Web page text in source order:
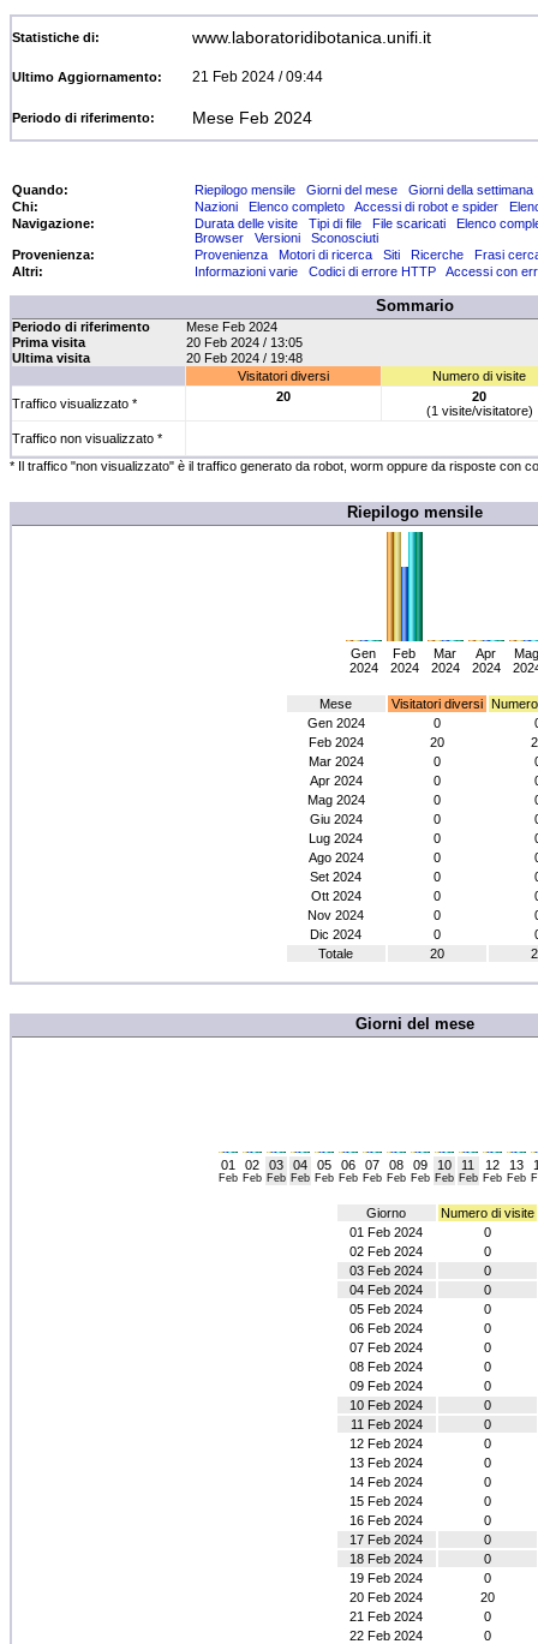
Statistiche di: www.laboratoridibotanica.unifi.it
Ultimo Aggiornamento: 21 Feb 2024 / 09:44
Periodo di riferimento: Mese Feb 2024
Quando: Riepilogo mensile Giorni del mese
Giorni della settimana
Chi:
Nazioni Elenco completo Accessi di robot e spider
Navigazione:
Durata delle visite Tipi di file File scaricati
Elenco
Browser
Versioni
Sconosciuti
Provenienza:
Provenienza Motori di ricerca Siti Ricerche
Frasi
Altri:
Informazioni varie Codici di errore HTTP Accessi con
Sommario
Periodo di riferimento
Mese Feb 2024
Prima visita
20 Feb 2024 / 13:05
Ultima visita
20 Feb 2024 / 19:48
Visitatori diversi
Numero di visite
Traffico visualizzato *
20
20
(1 visite/visitatore)
Traffico non visualizzato *
* Il traffico "non visualizzato" è il traffico generato da robot, worm oppure da risposte con
Riepilogo mensile
Gen
2024
Feb
2024
Mar
2024
Apr
2024
Mag
Mese Visitatori diversi
Gen 2024
0
Feb 2024
20
Mar 2024
0
Apr 2024
0
Mag 2024
0
Giu 2024
0
Lug 2024
0
Ago 2024
0
Set 2024
0
Ott 2024
0
Nov 2024
0
Dic 2024
0
Totale
20
Giorni del mese
01
Feb
02
Feb
03
Feb
04
Feb
05
Feb
06
Feb
07
Feb
08
Feb
09
Feb
10
Feb
11
Feb
12
Feb
13
Feb
Giorno
Numero di visite
01 Feb 2024
0
02 Feb 2024
0
03 Feb 2024
0
04 Feb 2024
0
05 Feb 2024
0
06 Feb 2024
0
07 Feb 2024
0
08 Feb 2024
0
09 Feb 2024
0
10 Feb 2024
0
11 Feb 2024
0
12 Feb 2024
0
13 Feb 2024
0
14 Feb 2024
0
15 Feb 2024
0
16 Feb 2024
0
17 Feb 2024
0
18 Feb 2024
0
19 Feb 2024
0
20 Feb 2024
20
21 Feb 2024
0
22 Feb 2024
0